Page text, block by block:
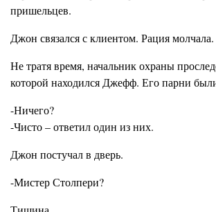
пришельцев.
Джон связался с клиентом. Рация молчала.
Не тратя время, начальник охраны
которой находился Джефф. Его парни
-Ничего?
-Чисто – ответил один из них.
Джон постучал в дверь.
-Мистер Столпери?